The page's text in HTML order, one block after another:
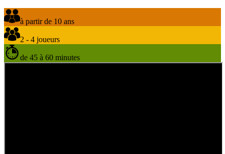
à partir de 10 ans
2 - 4 joueurs
de 45 à 60 minutes